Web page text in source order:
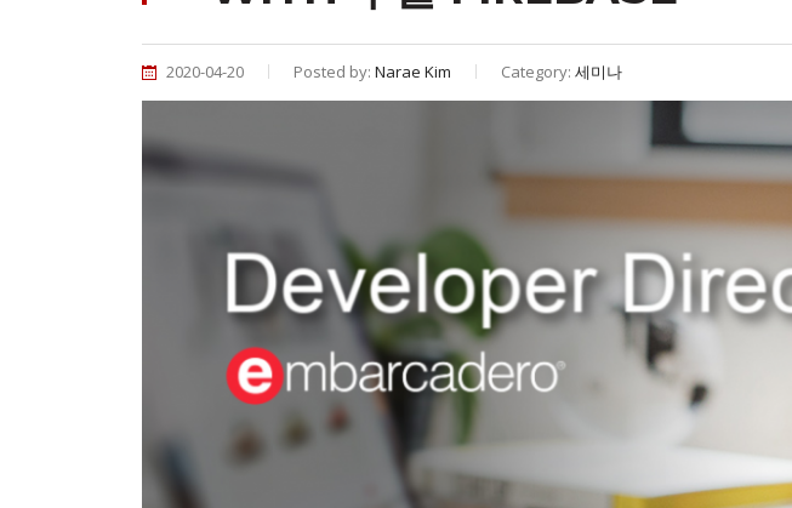
2020-04-20 Posted by: Narae Kim Category: 세미나